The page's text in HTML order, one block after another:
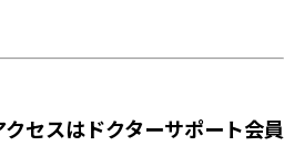
セスはドクターサポート会員